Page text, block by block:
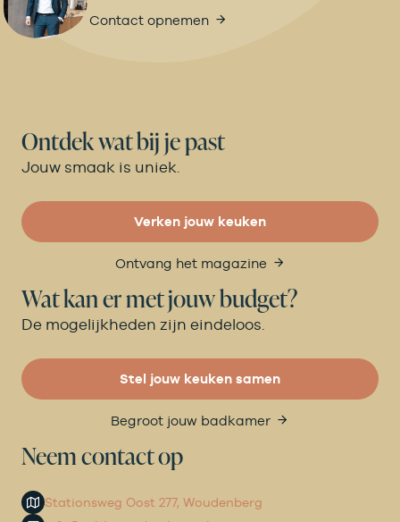
Contact opnemen
Ontdek wat bij je past
Jouw smaak is uniek.
Verken jouw keuken
Ontvang het magazine
Wat kan er met jouw budget?
De mogelijkheden zijn eindeloos.
Stel jouw keuken samen
Begroot jouw badkamer
Neem contact op
Stationsweg Oost 277, Woudenberg